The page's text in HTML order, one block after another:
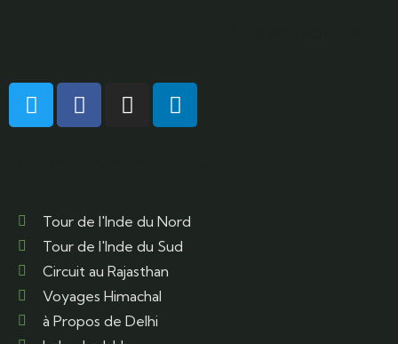
Tour de l'Inde du Nord
Tour de l'Inde du Sud
Circuit au Rajasthan
Voyages Himachal
à Propos de Delhi